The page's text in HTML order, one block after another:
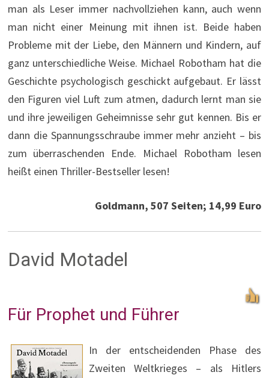
man als Leser immer nachvollziehen kann, auch wenn
man nicht einer Meinung mit ihnen ist. Beide haben
Probleme mit der Liebe, den Männern und Kindern, auf
ganz unterschiedliche Weise. Michael Robotham hat die
Geschichte psychologisch geschickt aufgebaut. Er lässt
den Figuren viel Luft zum atmen, dadurch lernt man sie
und ihre jeweiligen Geheimnisse sehr gut kennen. Bis er
dann die Spannungsschraube immer mehr anzieht – bis
zum überraschenden Ende. Michael Robotham lesen
heißt einen Thriller-Bestseller lesen!
Goldmann, 507 Seiten; 14,99 Euro
David Motadel
Für Prophet und Führer
In der entscheidenden Phase des
Zweiten Weltkrieges – als Hitlers